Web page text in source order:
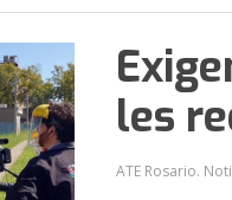
les
ATE Rosario.